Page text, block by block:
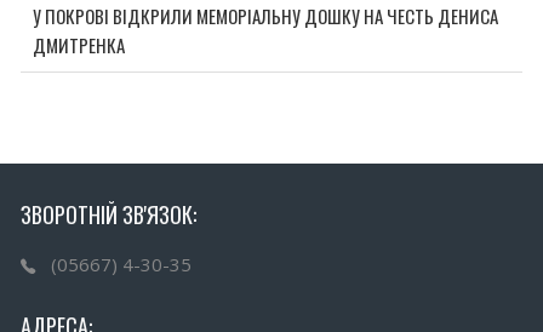
У ПОКРОВІ ВІДКРИЛИ МЕМОРІАЛЬНУ ДОШКУ НА ЧЕСТЬ ДЕНИСА
ДМИТРЕНКА
ЗВОРОТНІЙ ЗВ'ЯЗОК:
(05667) 4-30-35
АДРЕСА: